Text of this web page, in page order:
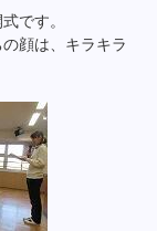
です。
顔は、キラキラ